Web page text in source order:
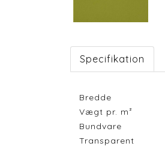
Specifikation
Bredde
Vægt pr. m²
Bundvare
Transparent